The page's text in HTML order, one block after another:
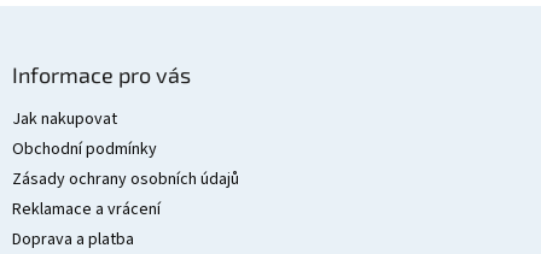
Informace pro vás
Jak nakupovat
Obchodní podmínky
Zásady ochrany osobních údajů
Reklamace a vrácení
Doprava a platba